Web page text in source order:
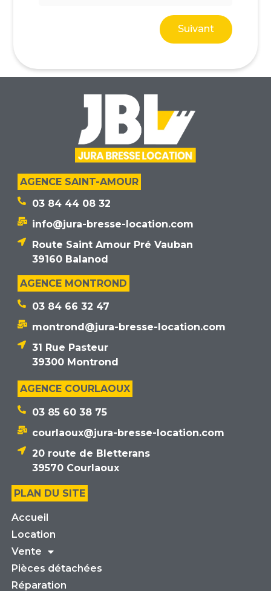
Suivant
AGENCE SAINT-AMOUR
03 84 44 08 32
info@jura-bresse-location.com
Route Saint Amour Pré Vauban
39160 Balanod
AGENCE MONTROND
03 84 66 32 47
montrond@jura-bresse-location.com
31 Rue Pasteur
39300 Montrond
AGENCE COURLAOUX
03 85 60 38 75
courlaoux@jura-bresse-location.com
20 route de Bletterans
39570 Courlaoux
PLAN DU SITE
Accueil
Location
Vente
Pièces détachées
Réparation